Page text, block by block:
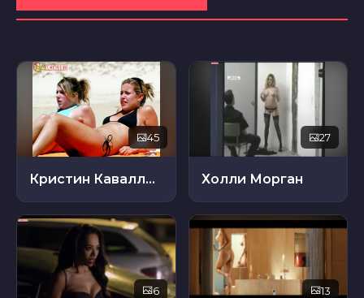
45
Кристин Каваллари
27
Холли Морган
6 13